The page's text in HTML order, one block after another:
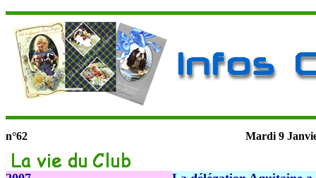
n°62 Mardi 9